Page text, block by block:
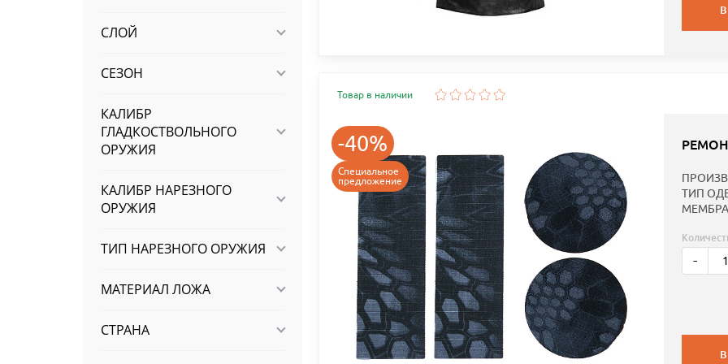
СЛОЙ
СЕЗОН
КАЛИБР
ГЛАДКОСТВОЛЬНОГО
ОРУЖИЯ
КАЛИБР НАРЕЗНОГО
ОРУЖИЯ
ТИП НАРЕЗНОГО ОРУЖИЯ
МАТЕРИАЛ ЛОЖА
СТРАНА
Товар в наличии
-40%
Специальное
предложение
ТИП
-